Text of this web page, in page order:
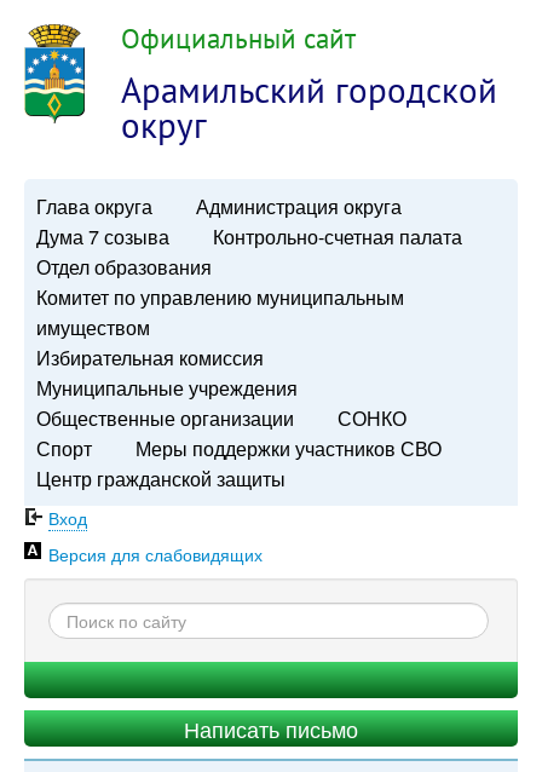
Официальный сайт
Арамильский городской
округ
Глава округа
Администрация округа
Дума 7 созыва
Контрольно-счетная палата
Отдел образования
Комитет по управлению муниципальным
имуществом
Избирательная комиссия
Муниципальные учреждения
Общественные организации
СОНКО
Спорт
Меры поддержки участников СВО
Центр гражданской защиты
Вход
Версия для слабовидящих
Написать письмо